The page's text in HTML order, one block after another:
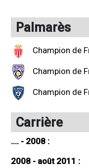
Palmarès
Champion de
Champion de
Champion de
Carrière
.... - 2008 :
2008 - août 2011 :